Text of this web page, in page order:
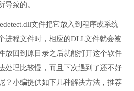
导致的。
文件把它放入到程序或系统
进程文件时，相应的DLL文件就会被
放回到原目录之后就能打开这个软件
处理比较慢，而且下次遇到了还不好
？小编提供如下几种解决方法，推荐